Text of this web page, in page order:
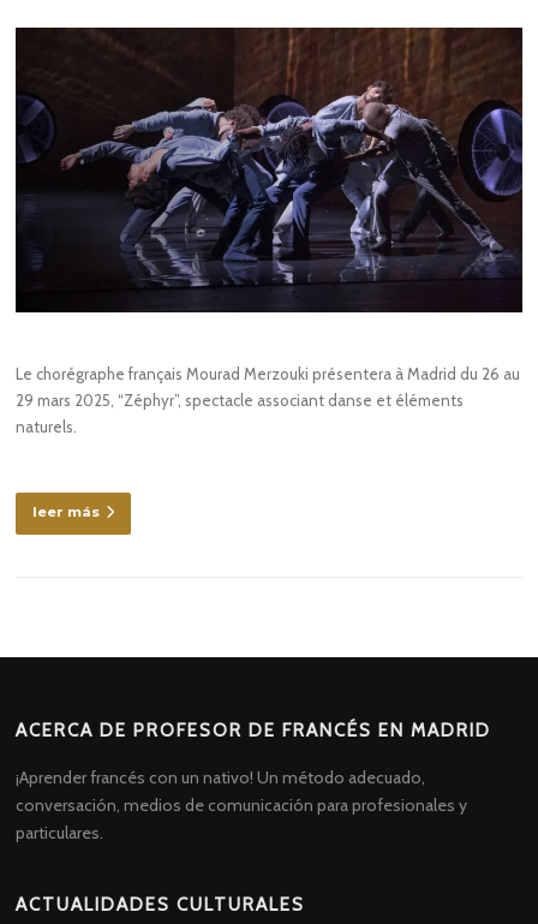
Le chorégraphe français Mourad Merzouki présentera à Madrid du 26 au
29 mars 2025, “Zéphyr”, spectacle associant danse et éléments
naturels.
leer más
ACERCA DE PROFESOR DE FRANCÉS EN MADRID
¡Aprender francés con un nativo! Un método adecuado,
conversación, medios de comunicación para profesionales y
particulares.
ACTUALIDADES CULTURALES